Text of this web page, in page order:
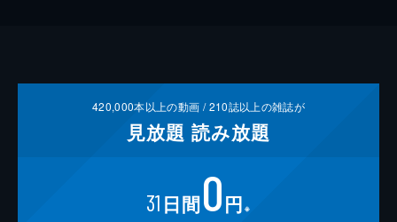
420,000本以上の動画 /210誌以上の雑誌が
見放題 読み放題
31 日間0円 ※